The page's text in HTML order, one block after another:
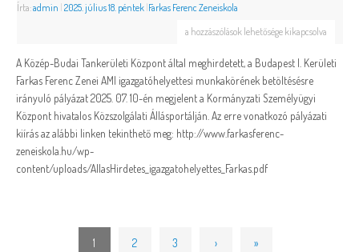
Írta:admin | 2025. július 18. péntek |Farkas Ferenc Zeneiskola
a hozzászólások lehetősége kikapcsolva
A Közép-Budai Tankerületi Központ által meghirdetett, a Budapest I. Kerületi
Farkas Ferenc Zenei AMI igazgatóhelyettesi munkakörének betöltésésre
irányuló pályázat 2025. 07. 10-én megjelent a Kormányzati Személyügyi
Központ hivatalos Közszolgálati Állásportálján. Az erre vonatkozó pályázati
kiírás az alábbi linken tekinthető meg: http://www.farkasferenc-
zeneiskola.hu/wp-
content/uploads/AllasHirdetes_igazgatohelyettes_Farkas.pdf
1 2 3 › »